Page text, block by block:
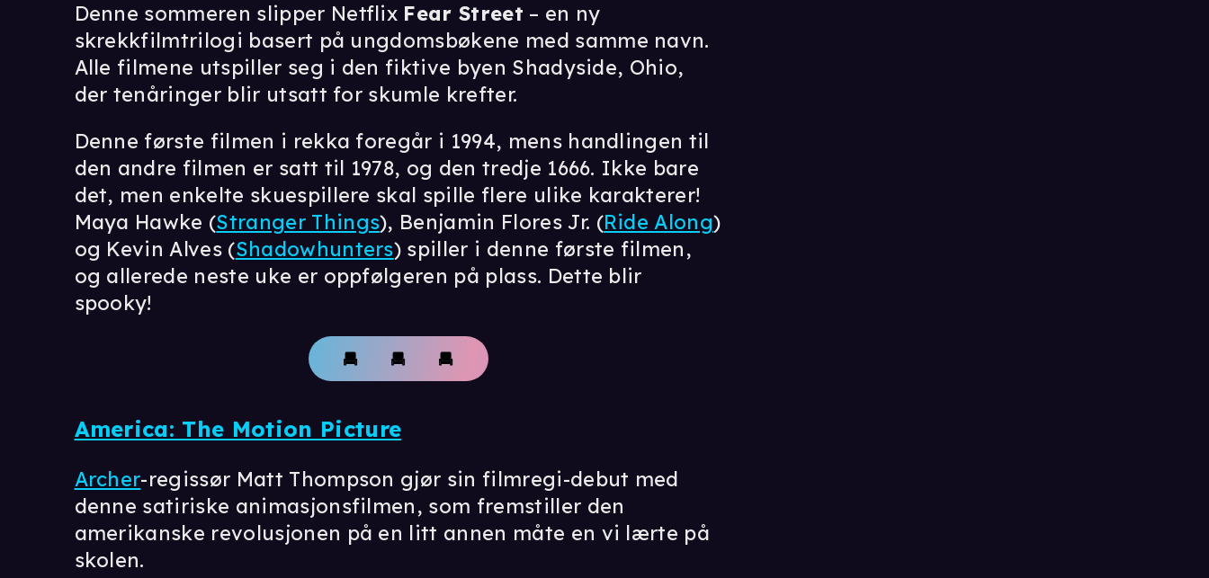
Denne sommeren slipper Netflix Fear Street – en ny
skrekkfilmtrilogi basert på ungdomsbøkene med samme navn.
Alle filmene utspiller seg i den fiktive byen Shadyside, Ohio,
der tenåringer blir utsatt for skumle krefter.
Denne første filmen i rekka foregår i 1994, mens handlingen til
den andre filmen er satt til 1978, og den tredje 1666. Ikke bare
det, men enkelte skuespillere skal spille flere ulike karakterer!
Maya Hawke (Stranger Things), Benjamin Flores Jr. (Ride Along)
og Kevin Alves (Shadowhunters) spiller i denne første filmen,
og allerede neste uke er oppfølgeren på plass. Dette blir
spooky!
America: The Motion Picture
Archer-regissør Matt Thompson gjør sin filmregi-debut med
denne satiriske animasjonsfilmen, som fremstiller den
amerikanske revolusjonen på en litt annen måte en vi lærte på
skolen.